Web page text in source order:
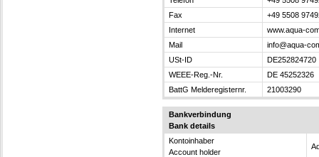
Fax
+49 5508
Internet
www.aqua-
Mail
info@aqua-
USt-ID
DE252824720
WEEE-Reg.-Nr.
DE 45252326
BattG Melderegisternr.
21003290
Bankverbindung
Bank details
Kontoinhaber
Account holder